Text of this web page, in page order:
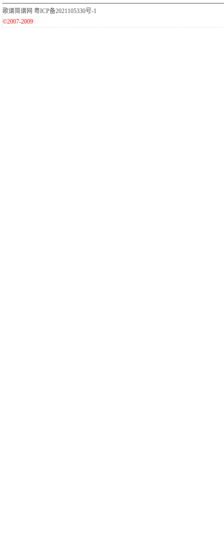
歌谱简谱网 粤ICP备2021105330号-1
©2007-2009